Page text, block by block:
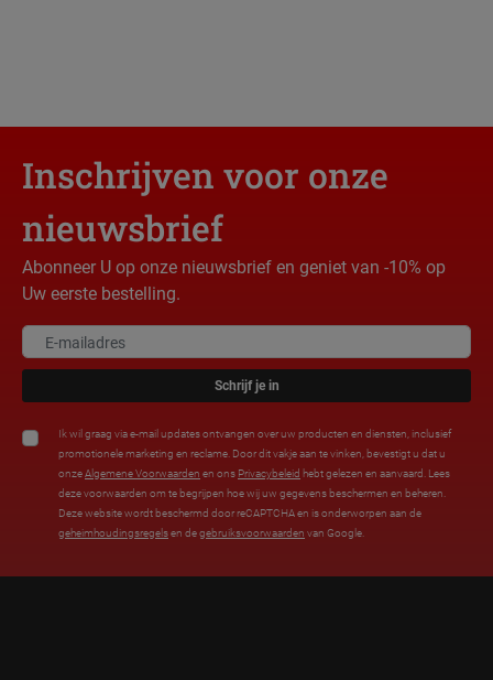
Inschrijven voor onze
nieuwsbrief
Abonneer U op onze nieuwsbrief en geniet van -10% op
Uw eerste bestelling.
Schrijf je in
Ik wil graag via e-mail updates ontvangen over uw producten en diensten, inclusief
promotionele marketing en reclame. Door dit vakje aan te vinken, bevestigt u dat u
onzeAlgemene Voorwaarden en ons Privacybeleid hebt gelezen en aanvaard. Lees
deze voorwaarden om te begrijpen hoe wij uw gegevens beschermen en beheren.
Deze website wordt beschermd door reCAPTCHA en is onderworpen aan de
geheimhoudingsregelsen degebruiksvoorwaarden van Google.